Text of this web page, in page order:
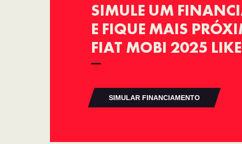
SIMULE UM
E FIQUE MAIS
FIAT MOBI 2025
SIMULAR FINANCIAMENTO